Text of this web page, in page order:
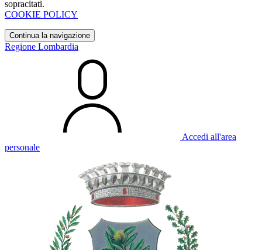
sopracitati.
COOKIE POLICY
Continua la navigazione
Regione Lombardia
Accedi all'area
personale